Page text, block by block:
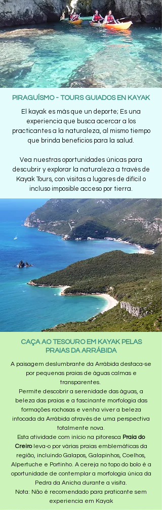
PIRAGUÍSMO - TOURS GUIADOS EN KAYAK
El kayak es más que un deporte; Es una
experiencia que busca acercar a los
practicantes a la naturaleza, al mismo tiempo
que brinda beneficios para la salud.
Vea nuestras oportunidades únicas para
descubrir y explorar la naturaleza a través de
Kayak Tours, con visitas a lugares de difícil o
incluso imposible acceso por tierra.
CAÇA AO TESOURO EM KAYAK PELAS
PRAIAS DA ARRÁBIDA
A paisagem deslumbrante da Arrábida destaca-se
por pequenas praias de águas calmas e
transparentes.
Permite descobrir a serenidade das águas, a
beleza das praias e a fascinante morfologia das
formações rochosas e venha viver a beleza
intocada da Arrábida através de uma perspectiva
totalmente nova.
Esta atividade com início na pitoresca Praia do
Creiroleva-o por várias praias emblemáticas da
região, incluindo Galapos, Galapinhos, Coelhos,
Alpertuche e Portinho. A cereja no topo do bolo é a
oportunidade de contemplar a morfologia única da
Pedra da Anicha durante a visita.
Nota: Não é recomendado para praticante sem
experiencia em Kayak